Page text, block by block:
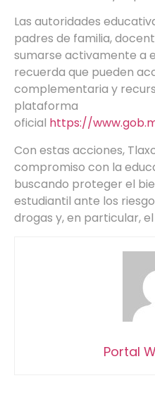
Las autoridades
padres de familia,
sumarse activamente a
recuerda que pueden
complementaria y
plataforma
oficial https://
Con estas acciones,
compromiso con la
buscando proteger el
estudiantil ante los
drogas y, en particular,
Portal